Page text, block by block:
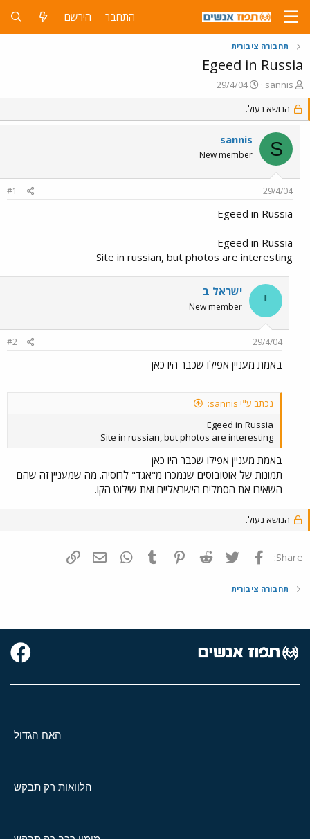
התחבר הירשם
תחבורה ציבורית
Egeed in Russia
פ
ו
ת
ח
נ
sannis
פ
ו
ר
ס
ם
ב
ת
ך
29/4/04
הנושא נעול.
S
sannis
New member
29/4/04
#1
Egeed in Russia
Egeed in Russia
Site in russian, but photos are interesting
י ישראל ב
New member
29/4/04
#2
באמת מעניין אפילו שכבר היו כאן
נכתב ע"י sannis:
Egeed in Russia
Site in russian, but photos are interesting
באמת מעניין אפילו שכבר היו כאן
תמונות של אוטובוסים שנמכרו מ"אגד" לרוסיה. מה שמעניין זה שהם
השאירו את הסמלים הישראליים ואת שילוט הקו.
הנושא נעול.
Share: פייסבוק Twitter
Reddit
Pinterest
Tumblr
WhatsAppדואר אלקטרוני
תחבורה ציבורית
האח הגדול
הלוואות רק תבקש